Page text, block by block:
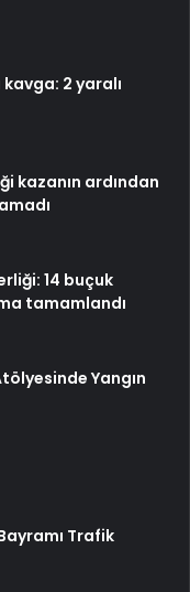
kavga: 2 yaralı
kazanın ardından
14 buçuk
tamamlandı
Yangın
Trafik